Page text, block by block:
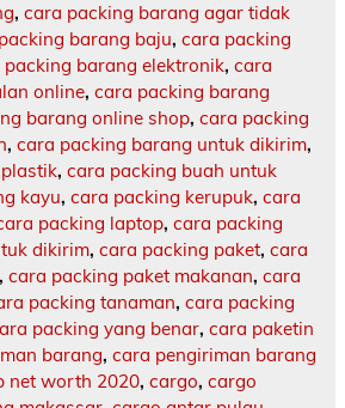
, cara packing barang agar tidak
barang baju, cara packing
packing barang elektronik, cara
online, cara packing barang
barang online shop, cara packing
, cara packing barang untuk dikirim,
, cara packing buah untuk
kayu, cara packing kerupuk, cara
packing laptop, cara packing
dikirim, cara packing paket, cara
, cara packing paket makanan, cara
packing tanaman, cara packing
packing yang benar, cara paketin
barang, cara pengiriman barang
net worth 2020, cargo, cargo